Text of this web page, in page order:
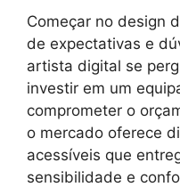
Começar no design
de expectativas e
artista digital se
investir em um
comprometer o
o mercado oferece
acessíveis que
sensibilidade e